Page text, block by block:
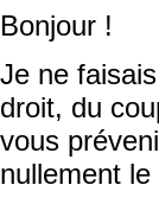
Bonjour !
Je ne
droit, du
vous
nullement